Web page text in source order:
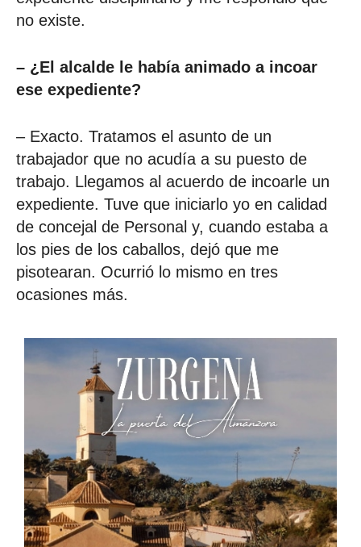
no existe.
– ¿El alcalde le había animado a incoar
ese expediente?
– Exacto. Tratamos el asunto de un
trabajador que no acudía a su puesto de
trabajo. Llegamos al acuerdo de incoarle un
expediente. Tuve que iniciarlo yo en calidad
de concejal de Personal y, cuando estaba a
los pies de los caballos, dejó que me
pisotearan. Ocurrió lo mismo en tres
ocasiones más.